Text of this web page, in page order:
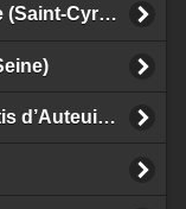
Lycée Militaire de Saint-Cyr-l'École (Saint-Cyr-l'École)
Lycée Nature et Services (Apprentis d’Auteuil) (Sannois)